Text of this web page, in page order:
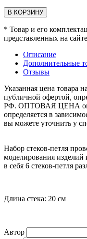
В КОРЗИНУ
* Товар и его
представленных на сайте
Описание
Дополнительные
Отзывы
Указанная цена товара
публичной офертой,
РФ. ОПТОВАЯ ЦЕНА
определяется в
вы можете уточнить у
Набор стеков-петля
моделирования изделий
в себя 6 стеков-петля
Длина стека: 20 см
Автор